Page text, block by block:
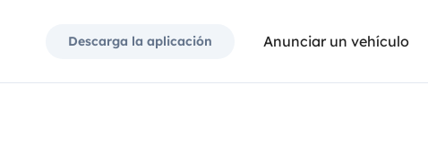
Descarga la aplicación Anunciar un vehículo